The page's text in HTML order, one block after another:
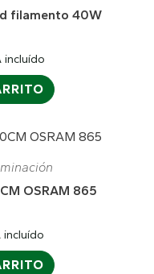
filamento 40W
incluído
OSRAM 865
incluído